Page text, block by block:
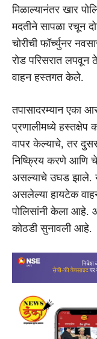
मिळाल्यानंतर खार
मदतीने सापळा रचून
चोरीची फॉर्च्युनर
रोड परिसरात लपवून
वाहन हस्तगत केले.
तपासादरम्यान एका
प्रणालीमध्ये हस्तक्षेप
वापर केल्याचे, तर
निष्क्रिय करणे आणि
असल्याचे उघड झाले.
असलेल्या हायटेक
पोलिसांनी केला आहे.
कोठडी सुनावली आहे.